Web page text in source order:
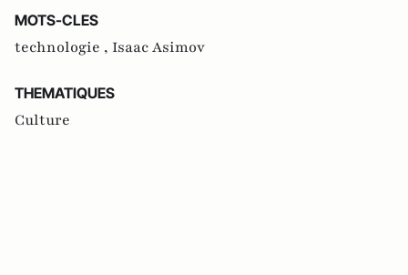
MOTS-CLES
technologie , Isaac Asimov
THEMATIQUES
Culture